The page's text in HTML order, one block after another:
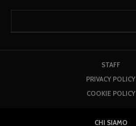
STAFF
PRIVACY POLICY
COOKIE POLICY
CHI SIAMO